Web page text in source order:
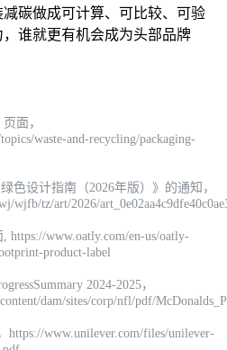
碳做成可计算、可比较、可验
谁就更有机会成为头部品牌
面，
waste-and-recycling/packaging-
色设计指南（2026年版）》的通知，
wjfb/tz/art/2026/
www.oatly.com/en-us/oatly-
product-label
2024-2025，
dam/sites/corp/nfl/pdf/
www.unilever.com/files/unilever-